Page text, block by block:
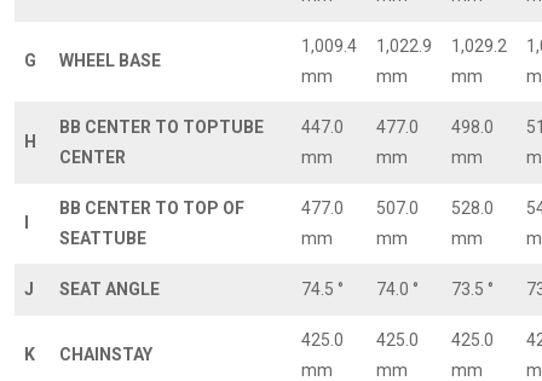
G WHEEL BASE
1,009.4
mm
1,022.9
mm
1,029.2
mm
H
BB CENTER TO TOPTUBE
CENTER
447.0
mm
477.0
mm
498.0
mm
BB CENTER TO TOP OF
SEATTUBE
477.0
mm
507.0
mm
528.0
mm
J SEAT ANGLE 74.5 ° 74.0 ° 73.5 °
K CHAINSTAY
425.0
mm
425.0
mm
425.0
mm